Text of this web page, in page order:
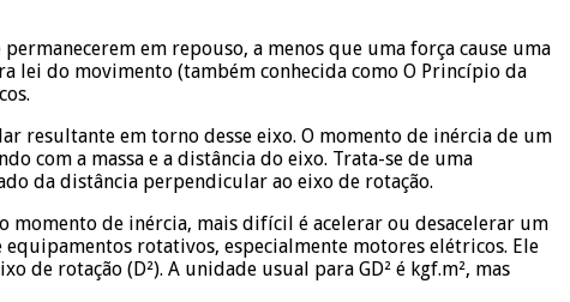
em repouso, a menos que uma força cause uma
lei do movimento (também conhecida como O Princípio da
resultante em torno desse eixo. O momento de inércia de um
com a massa e a distância do eixo. Trata-se de uma
da distância perpendicular ao eixo de rotação.
momento de inércia, mais difícil é acelerar ou desacelerar um
rotativos, especialmente motores elétricos. Ele
de rotação (D²). A unidade usual para GD² é kgf.m², mas